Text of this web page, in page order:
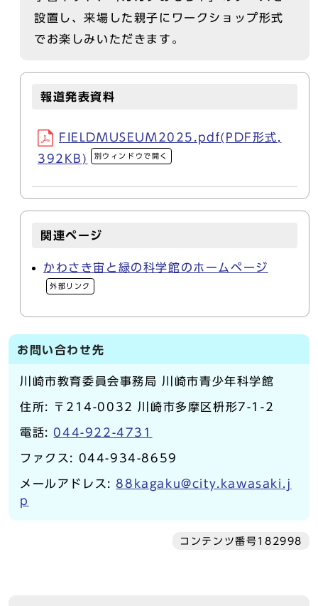
設置し、来場した親子にワークショップ形式
でお楽しみいただきます。
報道発表資料
FIELDMUSEUM2025.pdf(PDF形式,
392KB)
別ウィンドウで開く
関連ページ
かわさき宙と緑の科学館のホームページ
外部リンク
お問い合わせ先
川崎市教育委員会事務局 川崎市青少年科学館
住所: 〒214-0032 川崎市多摩区枡形7-1-2
電話: 044-922-4731
ファクス: 044-934-8659
メールアドレス:88kagaku@city.kawasaki.j
p
コンテンツ番号182998